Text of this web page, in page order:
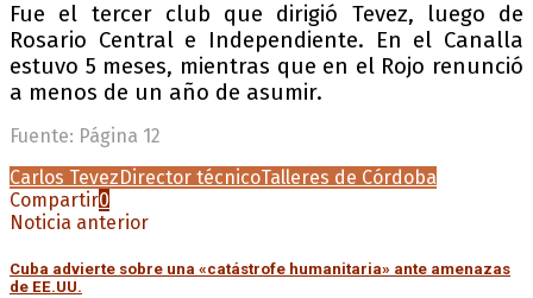
Fue el tercer club que dirigió Tevez, luego de
Rosario Central e Independiente. En el Canalla
estuvo 5 meses, mientras que en el Rojo renunció
a menos de un año de asumir.
Fuente: Página 12
Carlos TevezDirector técnicoTalleres de Córdoba
Compartir0
Noticia anterior
Cuba advierte sobre una «catástrofe humanitaria» ante amenazas
de EE.UU.